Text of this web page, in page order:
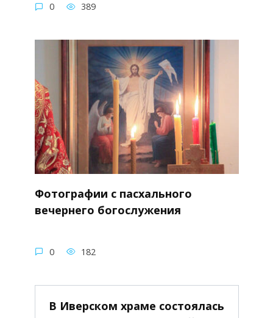
0 389
Фотографии с пасхального
вечернего богослужения
0 182
В Иверском храме состоялась